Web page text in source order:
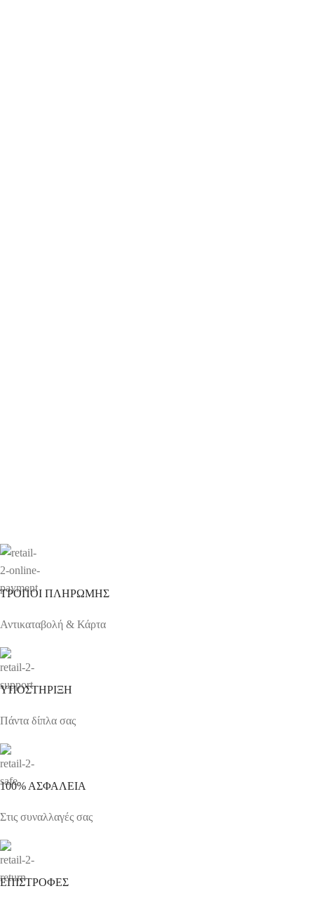
ΤΡΟΠΟΙ ΠΛΗΡΩΜΗΣ
Αντικαταβολή & Κάρτα
ΥΠΟΣΤΗΡΙΞΗ
Πάντα δίπλα σας
100% ΑΣΦΑΛΕΙΑ
Στις συναλλαγές σας
ΕΠΙΣΤΡΟΦΕΣ